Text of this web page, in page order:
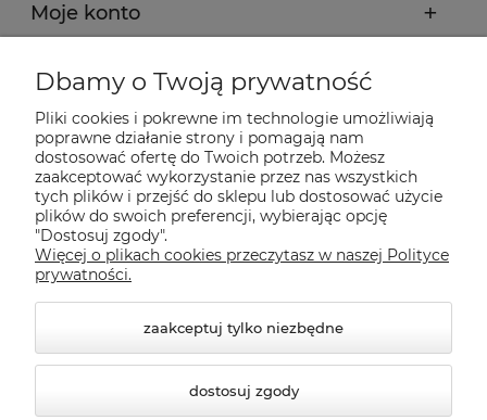
Moje konto
Płatności i dostawa
Informacje
O nas
Nasze sklepy Allegro
Dbamy o Twoją prywatność
Pliki cookies i pokrewne im technologie umożliwiają
poprawne działanie strony i pomagają nam
dostosować ofertę do Twoich potrzeb. Możesz
zaakceptować wykorzystanie przez nas wszystkich
tych plików i przejść do sklepu lub dostosować użycie
plików do swoich preferencji, wybierając opcję
"Dostosuj zgody".
Więcej o plikach cookies przeczytasz w naszej Polityce
prywatności.
zaakceptuj tylko niezbędne
dostosuj zgody